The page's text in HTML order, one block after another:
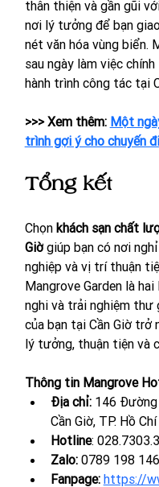
thân thiện và gần gũi
nơi lý tưởng để bạn
nét văn hóa vùng
sau ngày làm việc
hành trình công tác tại
>>> Xem thêm: Một
trình gợi ý cho chuyến
Tổng kết
Chọn khách sạn chất
Giờ giúp bạn có nơi
nghiệp và vị trí thuận
Mangrove Garden là
nghi và trải nghiệm thư
của bạn tại Cần Giờ trở
lý tưởng, thuận tiện và
Thông tin Mangrove
Địa chỉ: 146 Đường
Cần Giờ, TP. Hồ
Hotline:
Zalo: 0789 198 146
Fanpage: https://